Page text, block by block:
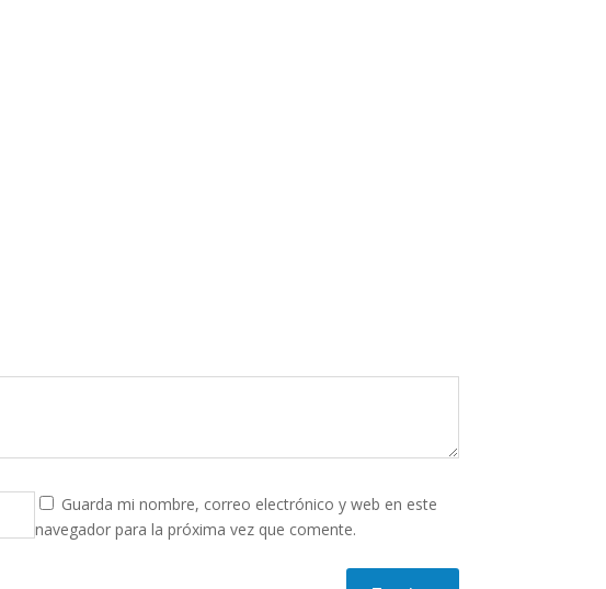
Guarda mi nombre, correo electrónico y web en este
navegador para la próxima vez que comente.